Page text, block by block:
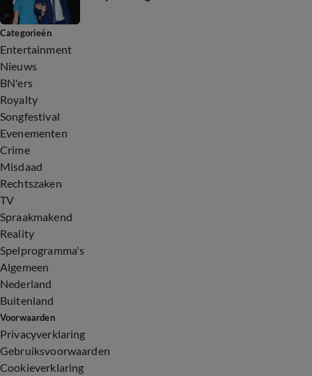
Categorieën
Entertainment
Nieuws
BN'ers
Royalty
Songfestival
Evenementen
Crime
Misdaad
Rechtszaken
TV
Spraakmakend
Reality
Spelprogramma's
Algemeen
Nederland
Buitenland
Voorwaarden
Privacyverklaring
Gebruiksvoorwaarden
Cookieverklaring